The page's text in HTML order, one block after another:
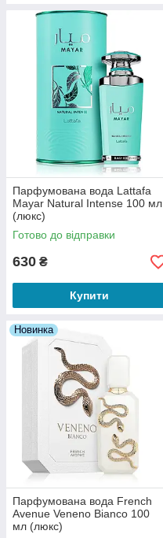
Парфумована вода Lattafa
Mayar Natural Intense 100 мл
(люкс)
Готово до відправки
630 ₴
Купити
Новинка
Парфумована вода French
Avenue Veneno Bianco 100
мл (люкс)